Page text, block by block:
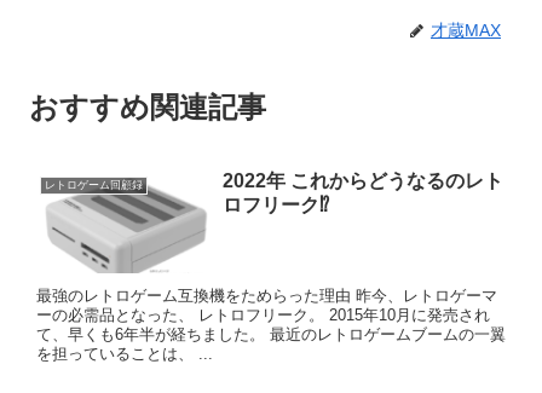
才蔵MAX
おすすめ関連記事
レトロゲーム回顧録
2022年 これからどうなるのレト
ロフリーク⁉
最強のレトロゲーム互換機をためらった理由 昨今、レトロゲーマ
ーの必需品となった、 レトロフリーク。 2015年10月に発売され
て、早くも6年半が経ちました。 最近のレトロゲームブームの一翼
を担っていることは、 ...